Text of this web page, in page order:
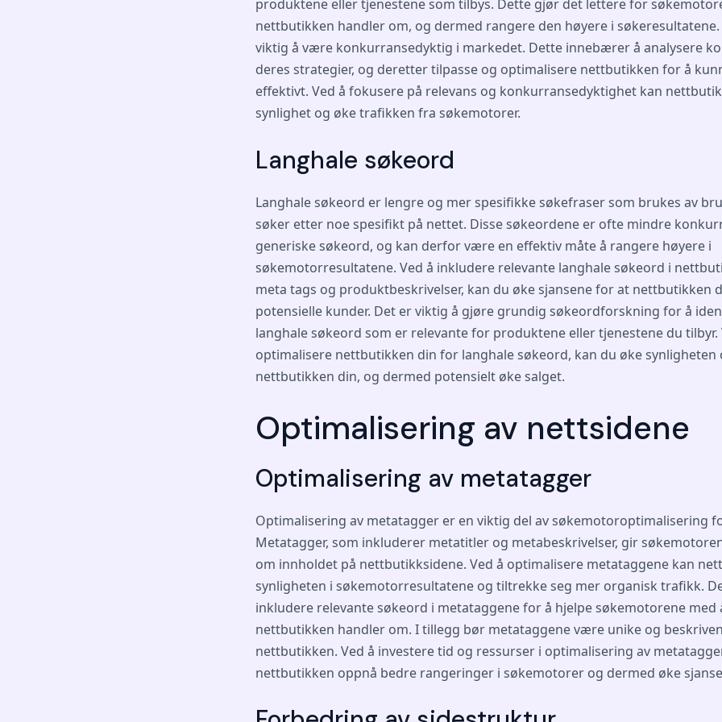
produktene eller tjenestene som tilbys. Dette gjør det lettere for
nettbutikken handler om, og dermed rangere den høyere i
viktig å være konkurransedyktig i markedet. Dette innebærer å analysere
deres strategier, og deretter tilpasse og optimalisere nettbutikken for å
effektivt. Ved å fokusere på relevans og konkurransedyktighet kan
synlighet og øke trafikken fra søkemotorer.
Langhale søkeord
Langhale søkeord er lengre og mer spesifikke søkefraser som brukes av
søker etter noe spesifikt på nettet. Disse søkeordene er ofte mindre
generiske søkeord, og kan derfor være en effektiv måte å rangere høyere i
søkemotorresultatene. Ved å inkludere relevante langhale søkeord i
meta tags og produktbeskrivelser, kan du øke sjansene for at nettbutikken
potensielle kunder. Det er viktig å gjøre grundig søkeordforskning for å
langhale søkeord som er relevante for produktene eller tjenestene du tilbyr.
optimalisere nettbutikken din for langhale søkeord, kan du øke
nettbutikken din, og dermed potensielt øke salget.
Optimalisering av nettsidene
Optimalisering av metatagger
Optimalisering av metatagger er en viktig del av søkemotoroptimalisering
Metatagger, som inkluderer metatitler og metabeskrivelser, gir
om innholdet på nettbutikksidene. Ved å optimalisere metataggene kan
synligheten i søkemotorresultatene og tiltrekke seg mer organisk trafikk.
inkludere relevante søkeord i metataggene for å hjelpe søkemotorene med
nettbutikken handler om. I tillegg bør metataggene være unike og
nettbutikken. Ved å investere tid og ressurser i optimalisering av
nettbutikken oppnå bedre rangeringer i søkemotorer og dermed øke